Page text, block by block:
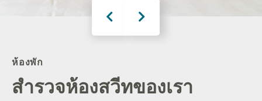
ห้องพัก
สำรวจห้องสวีทของเรา